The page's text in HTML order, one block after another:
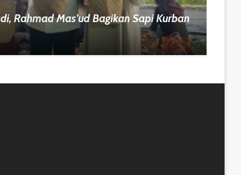
Rahmad Mas’ud Bagikan Sapi Kurban